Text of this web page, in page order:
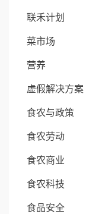
联禾计划
菜市场
营养
虚假解决方案
食农与政策
食农劳动
食农商业
食农科技
食品安全